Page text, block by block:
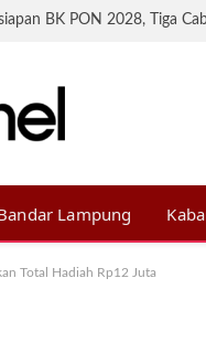
Lampung
Total Hadiah Rp12 Juta